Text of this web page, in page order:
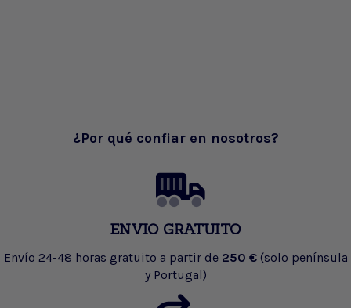
¿Por qué confiar en nosotros?
ENVIO GRATUITO
Envío 24-48 horas gratuito a partir de 250 € (solo península
y Portugal)